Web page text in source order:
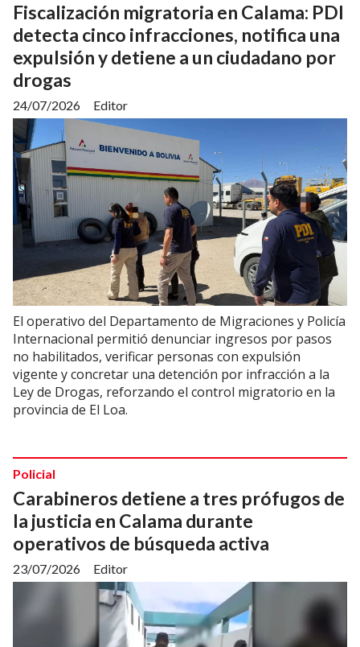
Fiscalización migratoria en Calama: PDI
detecta cinco infracciones, notifica una
expulsión y detiene a un ciudadano por
drogas
Editor
24/07/2026
El operativo del Departamento de Migraciones y Policía
Internacional permitió denunciar ingresos por pasos
no habilitados, verificar personas con expulsión
vigente y concretar una detención por infracción a la
Ley de Drogas, reforzando el control migratorio en la
provincia de El Loa.
Carabineros detiene a tres prófugos de
la justicia en Calama durante
operativos de búsqueda activa
Editor
Policial
23/07/2026